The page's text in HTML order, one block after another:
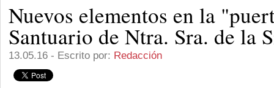
Nuevos elementos en la
Santuario de Ntra. Sra. de la
13.05.16 - Escrito por: Redacción